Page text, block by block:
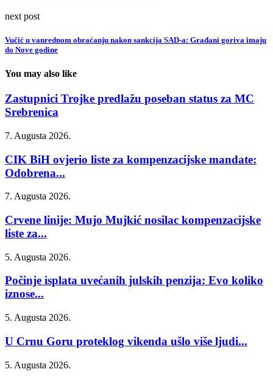
next post
Vučić u vanrednom obraćanju nakon sankcija SAD-a: Građani goriva imaju
do Nove godine
You may also like
Zastupnici Trojke predlažu poseban status za MC
Srebrenica
7. Augusta 2026.
CIK BiH ovjerio liste za kompenzacijske mandate:
Odobrena...
7. Augusta 2026.
Crvene linije: Mujo Mujkić nosilac kompenzacijske
liste za...
5. Augusta 2026.
Počinje isplata uvećanih julskih penzija: Evo koliko
iznose...
5. Augusta 2026.
U Crnu Goru proteklog vikenda ušlo više ljudi...
5. Augusta 2026.